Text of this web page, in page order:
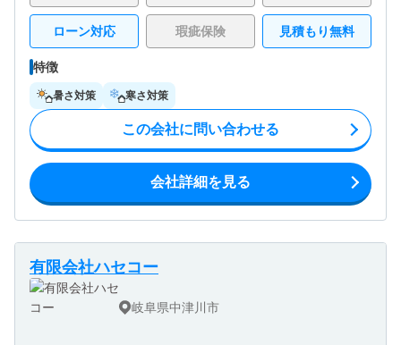
ローン対応 瑕疵保険 見積もり無料
特徴
暑さ対策 寒さ対策
この会社に問い合わせる
会社詳細を見る
有限会社ハセコー
岐阜県中津川市